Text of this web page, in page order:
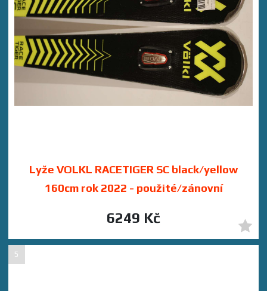
Lyže VOLKL RACETIGER SC black/yellow
160cm rok 2022 - použité/zánovní
6249 Kč
5